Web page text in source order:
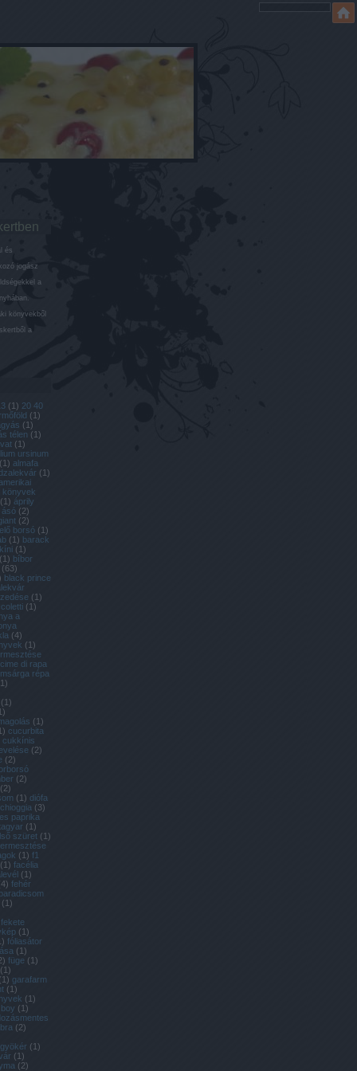
és
jogász
a
könyvekből
a
(1) 20 40
(1)
(1)
télen (1)
(1)
ursinum
(1) almafa
(1)
amerikai
könyvek
(1) áprily
ásó (2)
(2)
borsó (1)
(1) barack
(1)
(1) bíbor
(63)
black prince
(1)
(1)
a
(4)
(1)
cime di rapa
répa
1)
(1)
)
(1)
) cucurbita
cukkínis
(2)
(2)
(2)
(2)
(1) diófa
(3)
paprika
(1)
szüret (1)
(1) f1
(1) facélia
(1)
4) fehér
(1)
fekete
(1)
) fóliasátor
(1)
) füge (1)
(1)
(1) garafarm
(1)
(1)
(1)
(2)
gyökér (1)
(1)
(2)